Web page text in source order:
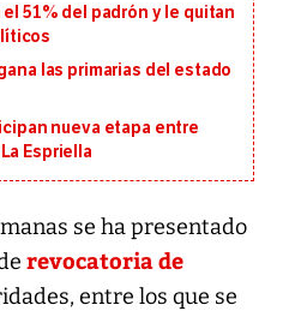
51% del padrón y le quitan
las primarias del estado
nueva etapa entre
Espriella
se ha presentado
revocatoria de
entre los que se